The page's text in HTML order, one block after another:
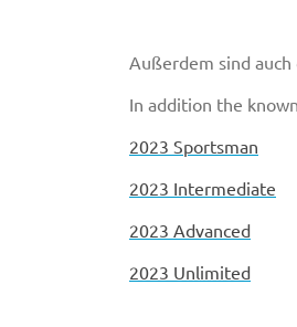
Außerdem sind
In addition the
2023 Sportsman
2023 Intermediate
2023 Advanced
2023 Unlimited